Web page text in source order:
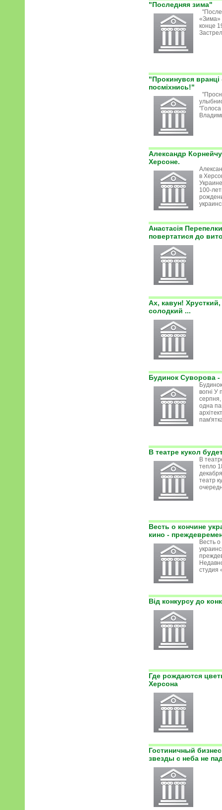
"Последняя зима"
«Зима»
конце
"Прокинувся вранці
посміхнись!"
Александр
Херсоне.
в
100-
Анастасія
повертатися до
Ах, кавун! Хрусткий,
солодкий ...
Будинок Суворова -
вогні У
серпня,
одна
В театре кукол
В
тепло
театр
Весть о кончине
кино -
Весть
студия
Від конкурсу до
Где рождаются
Херсона
Гостиничный
звезды с неба не